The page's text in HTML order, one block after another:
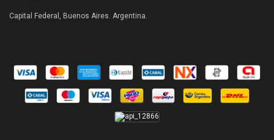
Capital Federal, Buenos Aires. Argentina.